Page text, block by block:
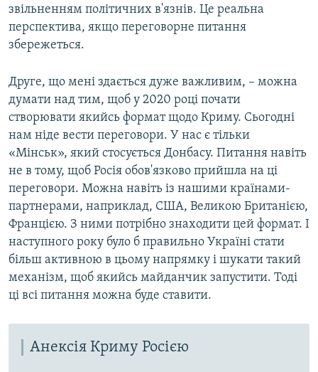
звільненням політичних в'язнів. Це реальна
перспектива, якщо переговорне питання
збережеться.
Друге, що мені здається дуже важливим, – можна
думати над тим, щоб у 2020 році почати
створювати якийсь формат щодо Криму. Сьогодні
нам ніде вести переговори. У нас є тільки
«Мінськ», який стосується Донбасу. Питання навіть
не в тому, щоб Росія обов'язково прийшла на ці
переговори. Можна навіть із нашими країнами-
партнерами, наприклад, США, Великою Британією,
Францією. З ними потрібно знаходити цей формат. І
наступного року було б правильно Україні стати
більш активною в цьому напрямку і шукати такий
механізм, щоб якийсь майданчик запустити. Тоді
ці всі питання можна буде ставити.
Анексія Криму Росією